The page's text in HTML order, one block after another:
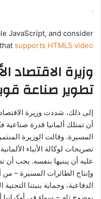
JavaScript, and consider
supports HTML5 video
وزيرة الاقتصاد
تطوير صناعة
إلى ذلك، شددت وزيرة الاقتصاد
أن تمتلك ألمانيا قدرة
المسيرة. وقالت الوزيرة
تصريحات لوكالة الأنباء
عليه أن يبنيها بنفسه. يجب أن
وإنتاج الطائرات المسيرة –
الدفاعية، وحماية بنيتنا